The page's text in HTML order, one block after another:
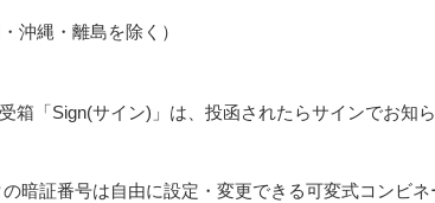
沖縄・離島を除く）
箱「Sign(サイン)」は、投函されたらサインでお知
暗証番号は自由に設定・変更できる可変式コンビネ